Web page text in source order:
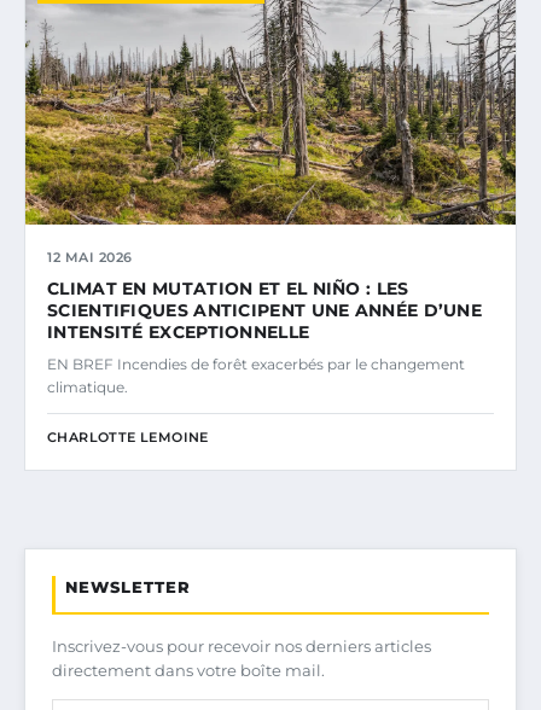
12 MAI 2026
CLIMAT EN MUTATION ET EL NIÑO : LES
SCIENTIFIQUES ANTICIPENT UNE ANNÉE D’UNE
INTENSITÉ EXCEPTIONNELLE
EN BREF Incendies de forêt exacerbés par le changement
climatique.
CHARLOTTE LEMOINE
NEWSLETTER
Inscrivez-vous pour recevoir nos derniers articles
directement dans votre boîte mail.